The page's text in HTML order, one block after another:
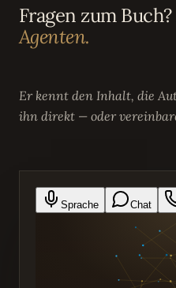
Fragen zum Buch?
Agenten.
Er kennt den Inhalt, die
ihn direkt — oder
Sprache Chat